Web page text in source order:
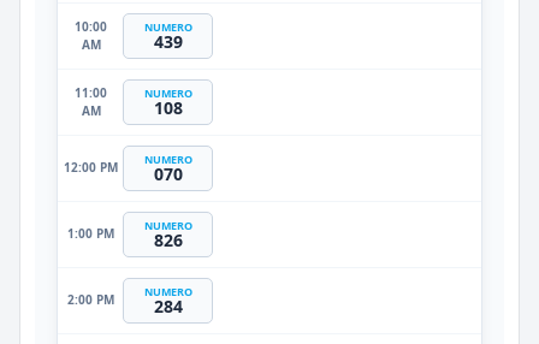
10:00
AM
NUMERO
439
11:00
AM
NUMERO
108
12:00 PM NUMERO
070
1:00 PM NUMERO
826
2:00 PM NUMERO
284